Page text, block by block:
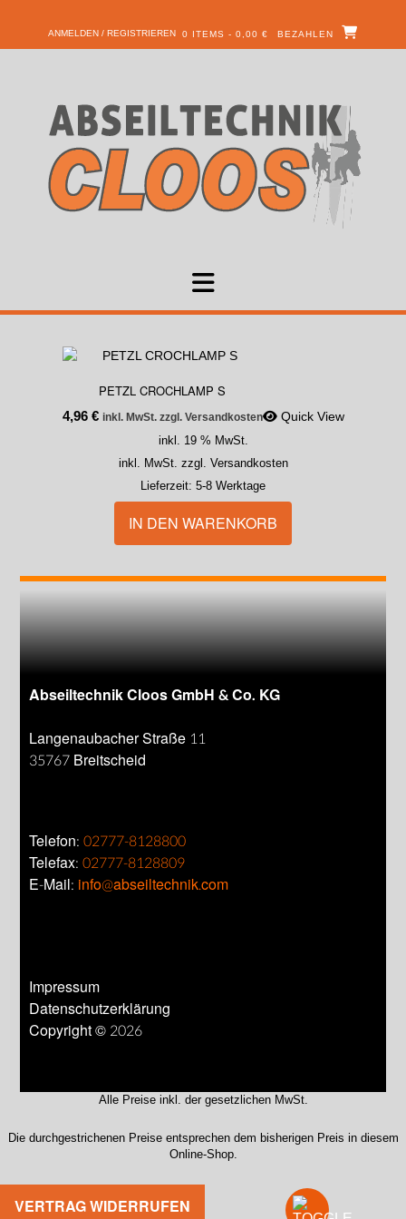
ANMELDEN / REGISTRIEREN 0 ITEMS - 0,00 € BEZAHLEN
PETZL CROCHLAMP S
4,96 € inkl. MwSt. zzgl. Versandkosten Quick View
inkl. 19 % MwSt.
inkl. MwSt. zzgl. Versandkosten
Lieferzeit: 5-8 Werktage
IN DEN WARENKORB
Abseiltechnik Cloos GmbH & Co. KG
Langenaubacher Straße 11
35767 Breitscheid
Telefon:02777-8128800
Telefax:02777-8128809
E-Mail: info@abseiltechnik.com
Impressum
Datenschutzerklärung
Copyright © 2026
Alle Preise inkl. der gesetzlichen MwSt.
Die durchgestrichenen Preise entsprechen dem bisherigen Preis in diesem
Online-Shop.
VERTRAG WIDERRUFEN